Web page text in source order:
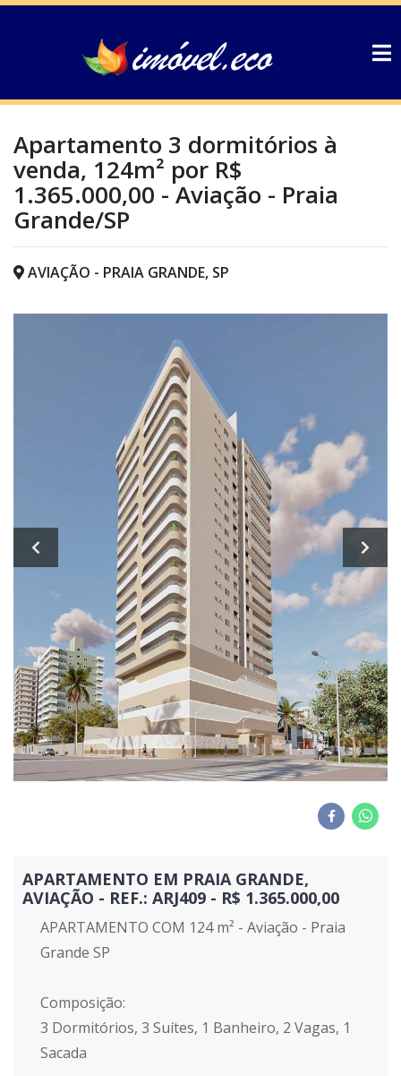
Apartamento 3 dormitórios à
venda, 124m² por R$
1.365.000,00 - Aviação - Praia
Grande/SP
AVIAÇÃO - PRAIA GRANDE, SP
APARTAMENTO EM PRAIA GRANDE,
AVIAÇÃO - REF.: ARJ409 - R$ 1.365.000,00
APARTAMENTO COM 124 m² - Aviação - Praia
Grande SP
Composição:
3 Dormitórios, 3 Suítes, 1 Banheiro, 2 Vagas, 1
Sacada